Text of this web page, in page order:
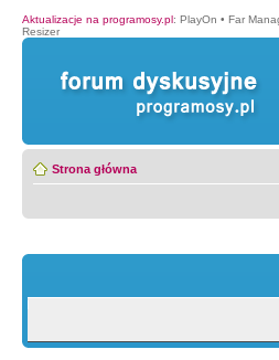
Aktualizacje na programosy.pl: PlayOn • Far
Resizer
Strona główna